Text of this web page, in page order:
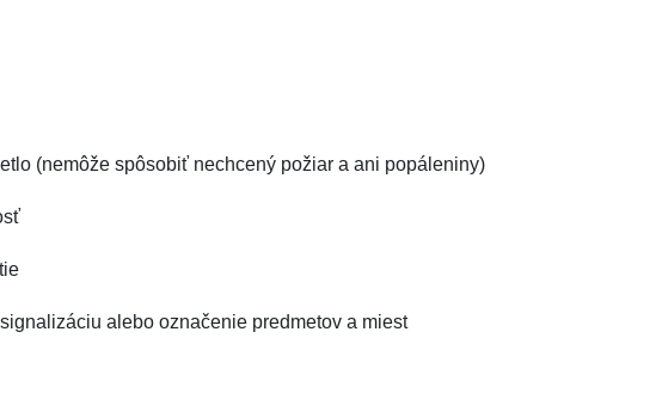
(nemôže spôsobiť nechcený požiar a ani popáleniny)
alebo označenie predmetov a miest